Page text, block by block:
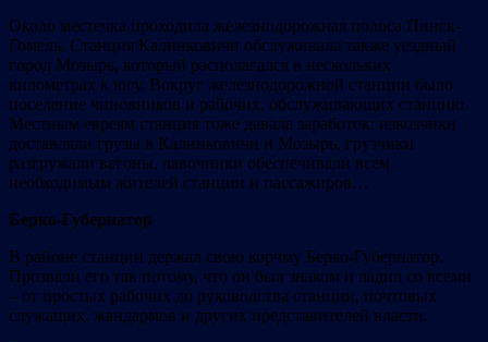
Около местечка проходила железнодорожная полоса Пинск-
Гомель. Станция Калинковичи обслуживала также уездный
город Мозырь, который располагался в нескольких
километрах к югу. Вокруг железнодорожной станции было
поселение чиновников и рабочих, обслуживающих станцию.
Местным евреям станция тоже давала заработок: извозчики
доставляли грузы в Калинковичи и Мозырь, грузчики
разгружали вагоны, лавочники обеспечивали всем
необходимым жителей станции и пассажиров…
Берко-Губернатор
В районе станции держал свою корчму Берко-Губернатор.
Прозвали его так потому, что он был знаком и ладил со всеми
– от простых рабочих до руководства станции, почтовых
служащих, жандармов и других представителей власти.